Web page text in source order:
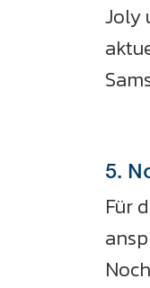
Joly
5.
Für